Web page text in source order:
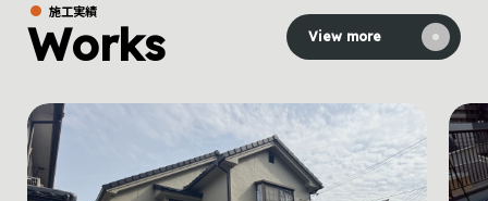
施工実績
Works View more